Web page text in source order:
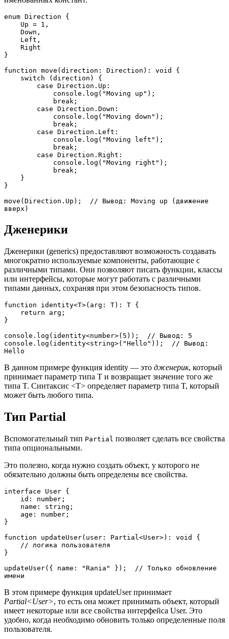
enum Direction {
    Up = 1,
    Down,
    Left,
    Right
}
function move(direction: Direction): void {
    switch (direction) {
        case Direction.Up:
            console.log("Moving up");
            break;
        case Direction.Down:
            console.log("Moving down");
            break;
        case Direction.Left:
            console.log("Moving left");
            break;
        case Direction.Right:
            console.log("Moving right");
            break;
    }
}
move(Direction.Up);  // Вывод: Moving up (движение
вверх)
Дженерики
Дженерики (generics) предоставляют возможность создавать
многократно используемые компоненты, работающие с
различными типами. Они позволяют писать функции, классы
или интерфейсы, которые могут работать с различными
типами данных, сохраняя при этом безопасность типов.
function identity<T>(arg: T): T {
    return arg;
}
console.log(identity<number>(5));  // Вывод: 5
console.log(identity<string>("Hello"));  // Вывод:
Hello
В данном примере функция identity — это дженерик, который
принимает параметр типа T и возвращает значение того же
типа T. Синтаксис <T> определяет параметр типа T, который
может быть любого типа.
Тип Partial
Вспомогательный тип Partial позволяет сделать все свойства
типа опциональными.
Это полезно, когда нужно создать объект, у которого не
обязательно должны быть определены все свойства.
interface User {
    id: number;
    name: string;
    age: number;
}
function updateUser(user: Partial<User>): void {
    // логика пользователя
}
updateUser({ name: "Rania" });  // Только обновление
имени
В этом примере функция updateUser принимает
Partial<User>, то есть она может принимать объект, который
имеет некоторые или все свойства интерфейса User. Это
удобно, когда необходимо обновить только определенные поля
пользователя.